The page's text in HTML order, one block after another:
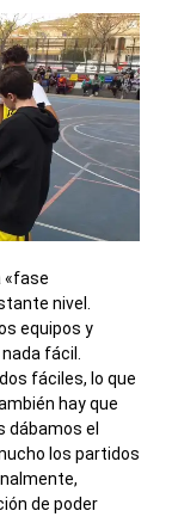
«fase
nivel.
equipos y
fácil.
fáciles, lo que
hay que
dábamos el
los partidos
de poder